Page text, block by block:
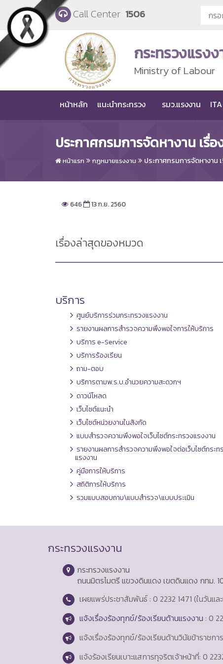
Skip to main content
Call Center 1506
กระทรวงแรง
Ministry of Labour
หน้าหลัก แนะนำกระทรวง รมว.แรงงาน
ประกาศกรมการจัดหางาน เ
หน้าแรก กฎหมายแรงงาน ประกาศกรมการจัดหางา
646 13 ก.ย. 2560
เรื่องล่าสุดของหมวด
บริการ
ศูนย์บริการร่วมกระทรวงแรงงาน
รายงานผลการสำรวจความพึงพอใจการให้บริการ
บริการ e-Service
บริการร้องเรียน
ถาม-ตอบ
บริการตามพ.ร.บ.อำนวยความสะดวกฯ
ดาวน์โหลด
เว็บไซต์แนะนำ
เว็บไซต์หน่วยงานในสังกัด
แบบสำรวจความพึงพอใจเว็บไซต์กระทรวงแรงงาน
รายงานผลการสำรวจความพึงพอใจต่อเว็บไซต์กระท
แรงงาน
คู่มือการให้บริการ
สถิติการให้บริการ
รวมแบบสอบถาม\แบบสำรวจ\แบบประเมิน
กระทรวงแรงงาน
กระทรวงแรงงาน
ถนนมิตรไมตรี แขวงดินแดง เขตดินแดง กทม.
เผยแพร่ประชาสัมพันธ์ : 0 2232 1471 (ในวันแล
แจ้งเรื่องร้องทุกข์/ร้องเรียนด้านแรงงาน : 0
แจ้งเรื่องร้องทุกข์/ร้องเรียนด้านวินัยข้าราชกา
แจ้งร้องเรียนเบาะแสการทุจริตเจ้าหน้าที่: 0